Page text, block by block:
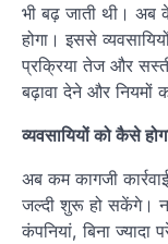
भी बढ़ जाती थी। अब
होगा। इससे
प्रक्रिया तेज और
बढ़ावा देने और नियमों
व्यवसायियों को कैसे
अब कम कागजी
जल्दी शुरू हो सकेंगे।
कंपनियां, बिना